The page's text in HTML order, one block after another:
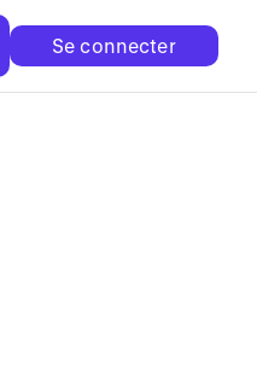
Se connecter